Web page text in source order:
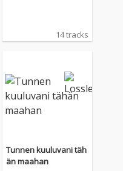
14 tracks
Tunnen kuuluvani täh
än maahan